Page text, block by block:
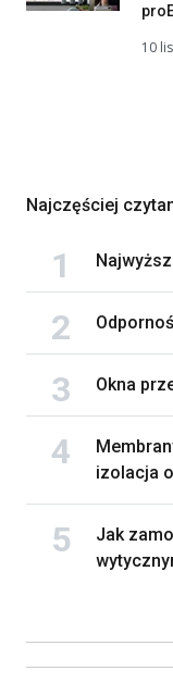
10
Najczęściej
Okna
izolacja
Jak